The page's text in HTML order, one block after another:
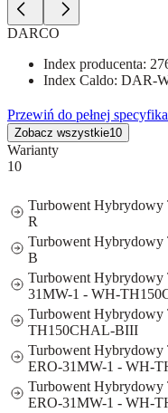
DARCO
Index producenta:
Index Caldo: DAR-
Przewiń do pełnej
Zobacz wszystkie10
Warianty
10
Turbowent
R
Turbowent
B
Turbowent
31MW-1 - WH-
Turbowent
TH150CHAL-BIII
Turbowent
ERO-31MW-1 - WH-
Turbowent
ERO-31MW-1 - WH-